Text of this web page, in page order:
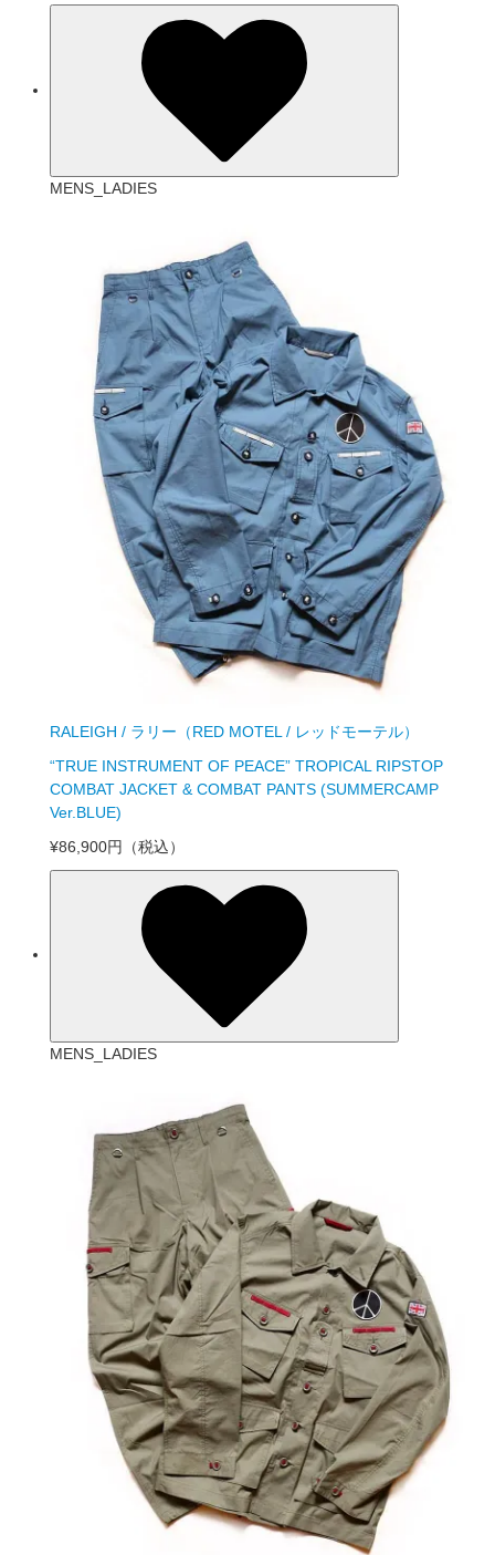
MENS_LADIES
RALEIGH / ラリー（RED MOTEL / レッドモーテル）
“TRUE INSTRUMENT OF PEACE” TROPICAL RIPSTOP
COMBAT JACKET & COMBAT PANTS (SUMMERCAMP
Ver.BLUE)
¥86,900円
（税込）
MENS_LADIES